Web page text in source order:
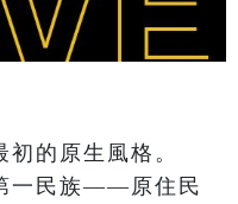
的原生風格。
一民族——原住民